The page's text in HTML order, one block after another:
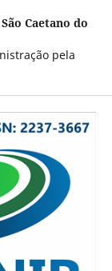
Caetano do
pela